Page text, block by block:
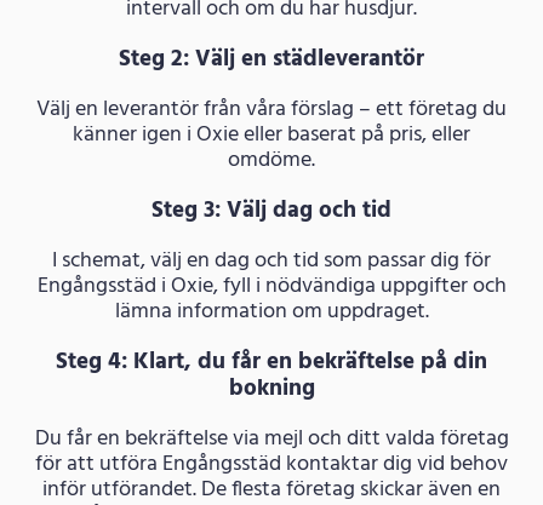
intervall och om du har husdjur.
Steg 2: Välj en städleverantör
Välj en leverantör från våra förslag – ett företag du
känner igen i Oxie eller baserat på pris, eller
omdöme.
Steg 3: Välj dag och tid
I schemat, välj en dag och tid som passar dig för
Engångsstäd i Oxie, fyll i nödvändiga uppgifter och
lämna information om uppdraget.
Steg 4: Klart, du får en bekräftelse på din
bokning
Du får en bekräftelse via mejl och ditt valda företag
för att utföra Engångsstäd kontaktar dig vid behov
inför utförandet. De flesta företag skickar även en